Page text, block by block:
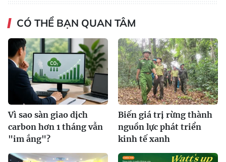
CÓ THỂ BẠN QUAN TÂM
Vì sao sàn giao dịch
carbon hơn 1 tháng vẫn
"im ắng"?
Biến giá trị rừng thành
nguồn lực phát triển
kinh tế xanh